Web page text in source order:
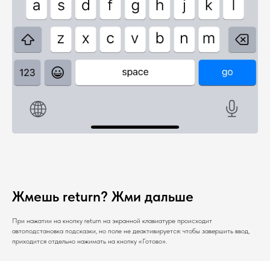
Жмешь return? Жми дальше
При нажатии на кнопку return на экранной клавиатуре происходит
автоподстановка подсказки, но поле не деактивируется: чтобы завершить ввод,
приходится отдельно нажимать на кнопку «Готово».